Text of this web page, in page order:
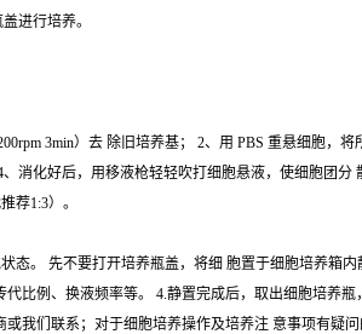
进行培养。
3min）去 除旧培养基； 2、用 PBS 重悬细胞，
消化好后，用移液枪轻轻吹打细胞悬液，使细胞团
荐1:3）。
。 先不要打开培养瓶盖，将细 胞置于细胞培养箱
比例、换液频率等。 4.静置完成后，取出细胞培养
我们联系；对于细胞培养操作及培养注 意事项有疑